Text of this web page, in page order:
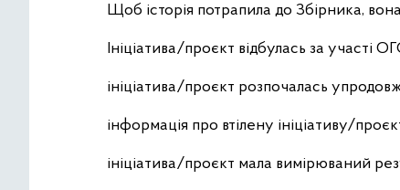
Щоб історія потрапила до Збірника,
Ініціатива/проєкт відбулась за участі
ініціатива/проєкт розпочалась
інформація про втілену ініціативу/
ініціатива/проєкт мала вимірюваний